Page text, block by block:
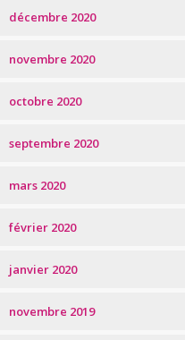
décembre 2020
novembre 2020
octobre 2020
septembre 2020
mars 2020
février 2020
janvier 2020
novembre 2019